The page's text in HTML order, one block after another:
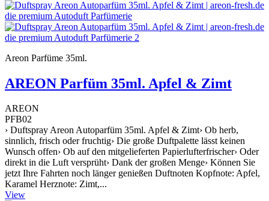
Areon Parfüme 35ml.
AREON Parfüm 35ml. Apfel & Zimt
AREON
PFB02
› Duftspray Areon Autoparfüm 35ml. Apfel & Zimt› Ob herb,
sinnlich, frisch oder fruchtig› Die große Duftpalette lässt keinen
Wunsch offen› Ob auf den mitgelieferten Papierlufterfrischer› Oder
direkt in die Luft versprüht› Dank der großen Menge› Können Sie
jetzt Ihre Fahrten noch länger genießen Duftnoten Kopfnote: Apfel,
Karamel Herznote: Zimt,...
View